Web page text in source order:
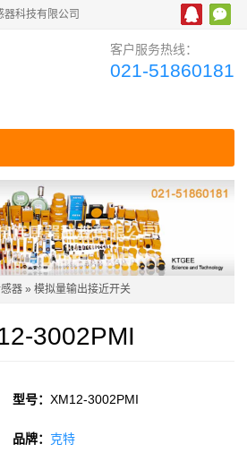
器科技有限公司
客户服务热线：
021-51860181
器 » 模拟量输出接近开关
3002PMI
型号：XM12-3002PMI
品牌： 克特